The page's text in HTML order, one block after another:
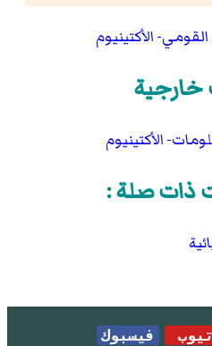
خارجية
الأكتينيوم
ذات صلة :
فيسبوك